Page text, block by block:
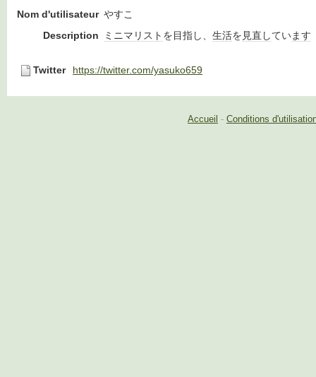
Nom d'utilisateur やすこ
Description
ミニマリスト を目指し、 生活を 見直しています
Twitter https://twitter.com/yasuko659
Accueil - Conditions